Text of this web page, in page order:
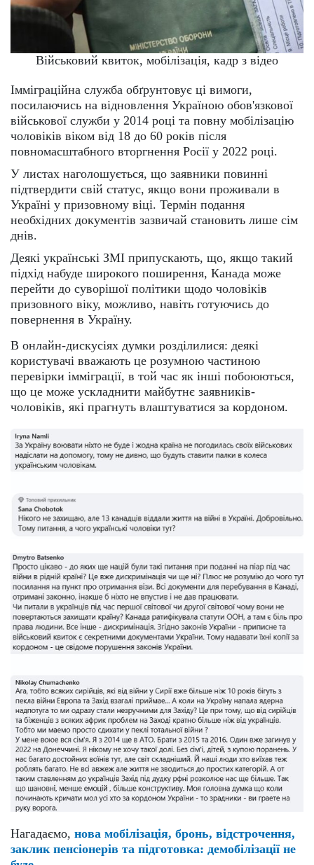
Військовий квиток, мобілізація, кадр з відео
Імміграційна служба обґрунтовує ці вимоги,
посилаючись на відновлення Україною обов'язкової
військової служби у 2014 році та повну мобілізацію
чоловіків віком від 18 до 60 років після
повномасштабного вторгнення Росії у 2022 році.
У листах наголошується, що заявники повинні
підтвердити свій статус, якщо вони проживали в
Україні у призовному віці. Термін подання
необхідних документів зазвичай становить лише сім
днів.
Деякі українські ЗМІ припускають, що, якщо такий
підхід набуде широкого поширення, Канада може
перейти до суворішої політики щодо чоловіків
призовного віку, можливо, навіть готуючись до
повернення в Україну.
В онлайн-дискусіях думки розділилися: деякі
користувачі вважають це розумною частиною
перевірки імміграції, в той час як інші побоюються,
що це може ускладнити майбутнє заявників-
чоловіків, які прагнуть влаштуватися за кордоном.
Нагадаємо, нова мобілізація, бронь, відстрочення,
заклик пенсіонерів та підготовка: демобілізації не